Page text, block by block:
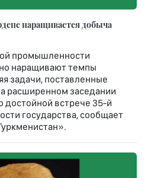
наращивается добыча
промышленности
наращивают темпы
задачи, поставленные
расширенном заседании
достойной встрече 35-й
государства, сообщает